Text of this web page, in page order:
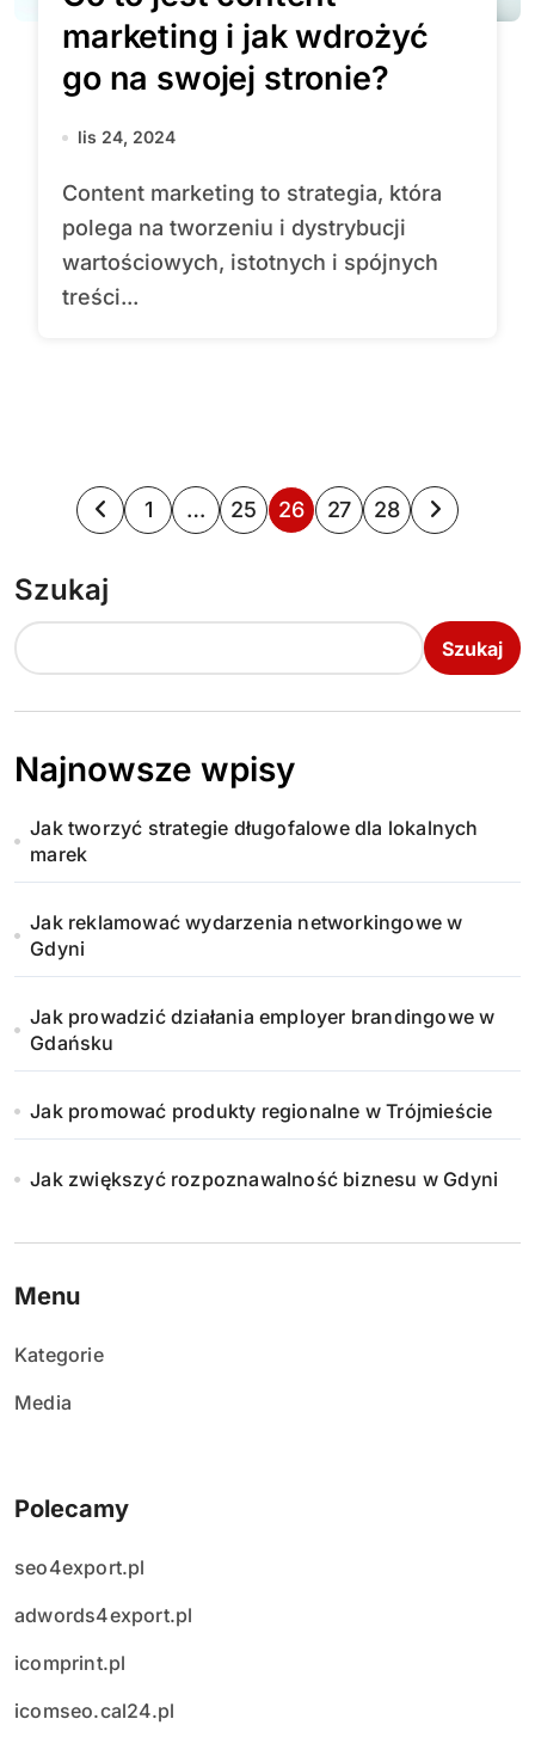
marketing i jak wdrożyć
go na swojej stronie?
lis 24, 2024
Content marketing to strategia, która
polega na tworzeniu i dystrybucji
wartościowych, istotnych i spójnych
treści...
S
r
n
i
o
a
i
e
w
p
i
s
ó
1 … 25 26 27 28
Szukaj
Szukaj
Najnowsze wpisy
Jak tworzyć strategie długofalowe dla lokalnych
marek
Jak reklamować wydarzenia networkingowe w
Gdyni
Jak prowadzić działania employer brandingowe w
Gdańsku
Jak promować produkty regionalne w Trójmieście
Jak zwiększyć rozpoznawalność biznesu w Gdyni
Menu
Kategorie
Media
Polecamy
seo4export.pl
adwords4export.pl
icomprint.pl
icomseo.cal24.pl